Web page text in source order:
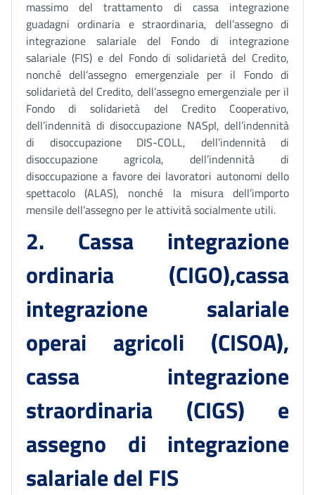
massimo del trattamento di cassa integrazione
guadagni ordinaria e straordinaria, dell’assegno di
integrazione salariale del Fondo di integrazione
salariale (FIS) e del Fondo di solidarietà del Credito,
nonché dell’assegno emergenziale per il Fondo di
solidarietà del Credito, dell’assegno emergenziale per il
Fondo di solidarietà del Credito Cooperativo,
dell’indennità di disoccupazione NASpI, dell’indennità
di disoccupazione DIS-COLL, dell’indennità di
disoccupazione agricola, dell’indennità di
disoccupazione a favore dei lavoratori autonomi dello
spettacolo (ALAS), nonché la misura dell’importo
mensile dell’assegno per le attività socialmente utili.
2. Cassa integrazione
ordinaria (CIGO),cassa
integrazione salariale
operai agricoli (CISOA),
cassa integrazione
straordinaria (CIGS) e
assegno di integrazione
salariale del FIS